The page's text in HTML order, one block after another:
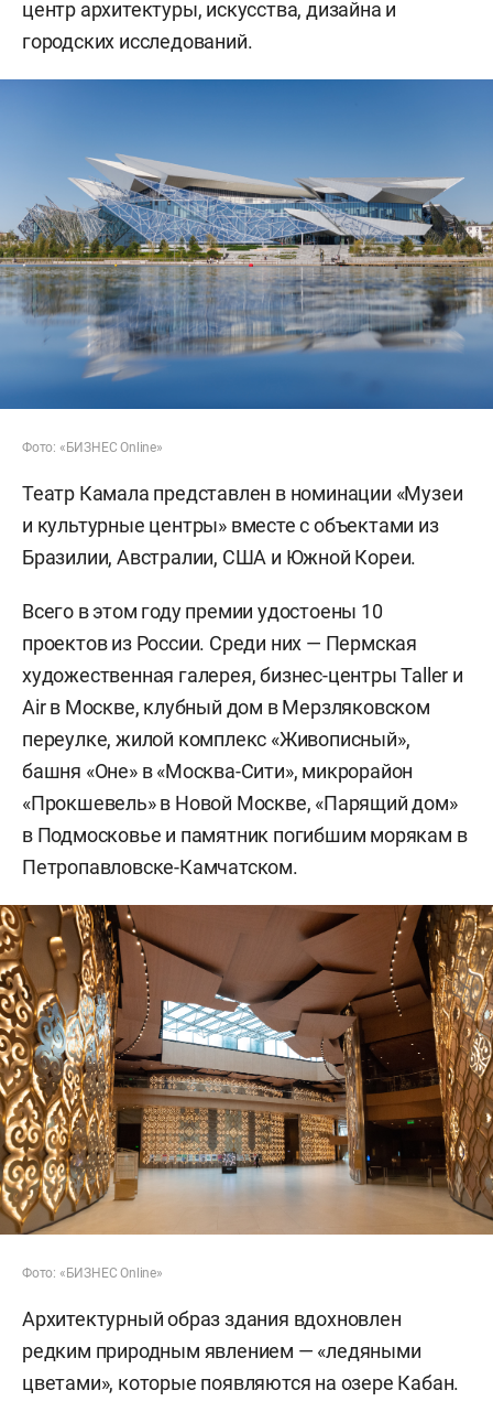
центр архитектуры, искусства, дизайна и
городских исследований.
Фото: «БИЗНЕС Online»
Театр Камала представлен в номинации «Музеи
и культурные центры» вместе с объектами из
Бразилии, Австралии, США и Южной Кореи.
Всего в этом году премии удостоены 10
проектов из России. Среди них — Пермская
художественная галерея, бизнес-центры Taller и
Air в Москве, клубный дом в Мерзляковском
переулке, жилой комплекс «Живописный»,
башня «Оне» в «Москва-Сити», микрорайон
«Прокшевель» в Новой Москве, «Парящий дом»
в Подмосковье и памятник погибшим морякам в
Петропавловске-Камчатском.
Фото: «БИЗНЕС Online»
Архитектурный образ здания вдохновлен
редким природным явлением — «ледяными
цветами», которые появляются на озере Кабан.